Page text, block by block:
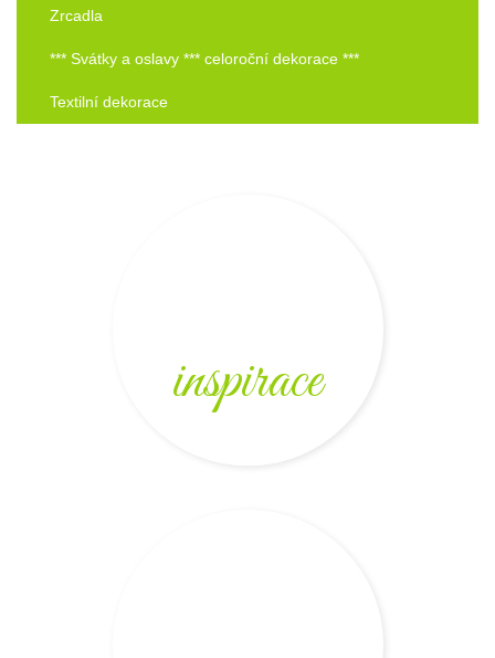
Zrcadla
*** Svátky a oslavy *** celoroční dekorace ***
Textilní dekorace
inspirace